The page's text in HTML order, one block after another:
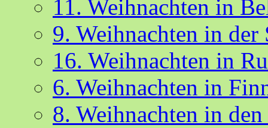
11. Weihnachten in
9. Weihnachten in der
16. Weihnachten in
6. Weihnachten in
8. Weihnachten in